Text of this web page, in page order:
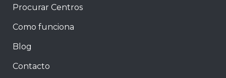
Procurar Centros
Como funciona
Blog
Contacto